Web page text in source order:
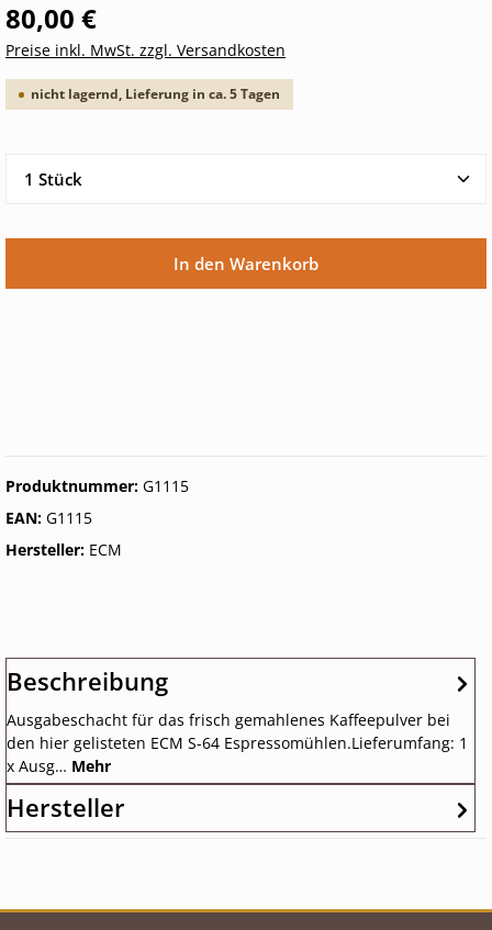
80,00 €
Preise inkl. MwSt. zzgl. Versandkosten
nicht lagernd, Lieferung in ca. 5 Tagen
Produkt Anzahl: Gib den gewünschten Wert ein
In den Warenkorb
Produktnummer: G1115
EAN: G1115
Hersteller: ECM
Beschreibung
Ausgabeschacht für das frisch gemahlenes Kaffeepulver bei
den hier gelisteten ECM S-64 Espressomühlen.Lieferumfang: 1
x Ausg… Mehr
Hersteller